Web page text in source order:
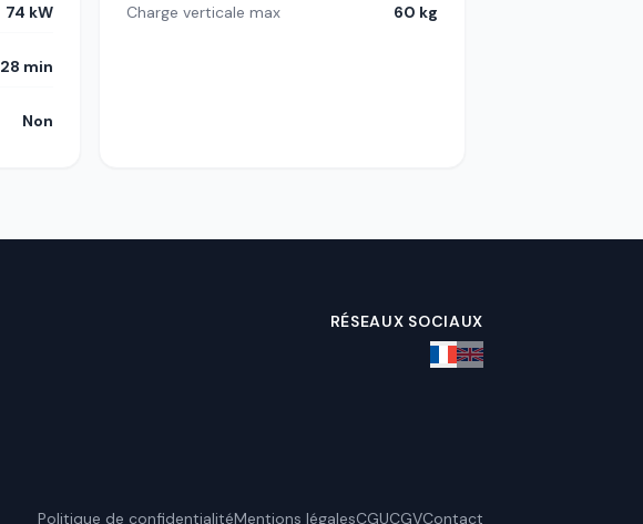
74 kW
28 min
Non
Charge verticale max 60 kg
RÉSEAUX SOCIAUX
Politique de confidentialitéMentions légalesCGUCGVContact